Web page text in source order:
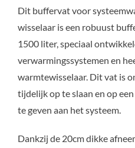
Dit buffervat voor
wisselaar is een robuust
1500 liter, speciaal
verwarmingssystemen en
warmtewisselaar. Dit vat is
tijdelijk op te slaan en op
te geven aan het systeem.
Dankzij de 20cm dikke